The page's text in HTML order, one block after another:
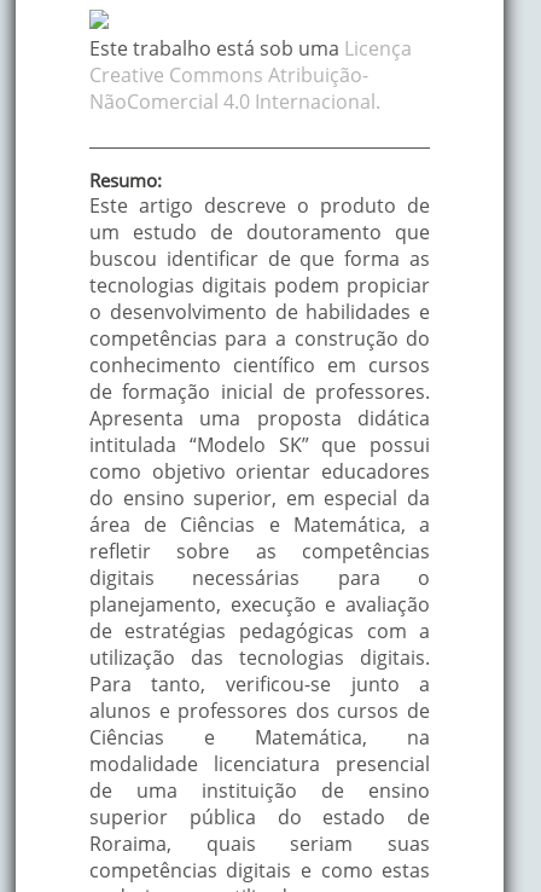
Este trabalho está sob uma Licença
Creative Commons Atribuição-
NãoComercial 4.0 Internacional.
Resumo:
Este artigo descreve o produto de
um estudo de doutoramento que
buscou identificar de que forma as
tecnologias digitais podem propiciar
o desenvolvimento de habilidades e
competências para a construção do
conhecimento científico em cursos
de formação inicial de professores.
Apresenta uma proposta didática
intitulada “Modelo SK” que possui
como objetivo orientar educadores
do ensino superior, em especial da
área de Ciências e Matemática, a
refletir sobre as competências
digitais necessárias para o
planejamento, execução e avaliação
de estratégias pedagógicas com a
utilização das tecnologias digitais.
Para tanto, verificou-se junto a
alunos e professores dos cursos de
Ciências e Matemática, na
modalidade licenciatura presencial
de uma instituição de ensino
superior pública do estado de
Roraima, quais seriam suas
competências digitais e como estas